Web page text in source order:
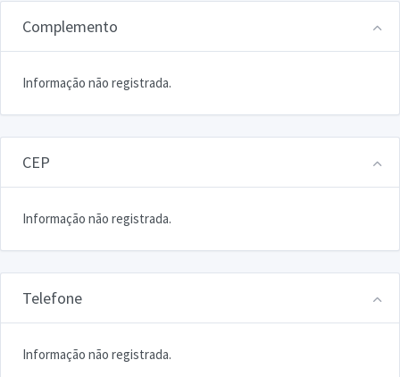
Complemento
Informação não registrada.
CEP
Informação não registrada.
Telefone
Informação não registrada.